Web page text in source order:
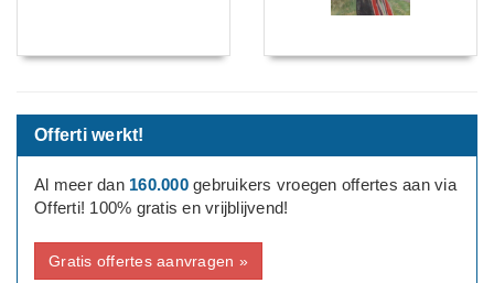
Offerti werkt!
Al meer dan 160.000gebruikers vroegen offertes aan via
Offerti! 100% gratis en vrijblijvend!
Gratis offertes aanvragen »